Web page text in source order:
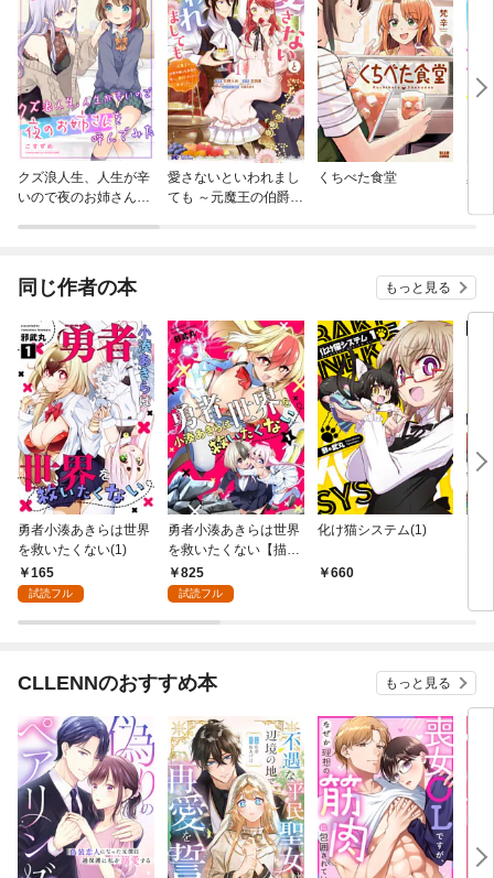
クズ浪人生、人生が辛
いので夜のお姉さんを
愛さないといわれまし
ても ～元魔王の伯爵令
くちべた食堂
真
同じ作者の本 もっと見る
勇者小湊あきらは世界
を救いたくない(1)
165
試読フル
勇者小湊あきらは世界
を救いたくない【描き
下ろし漫画付き電子単
行本】(1)
825
試読フル
化け猫システム(1)
660
CLLENNのおすすめ本 もっと見る